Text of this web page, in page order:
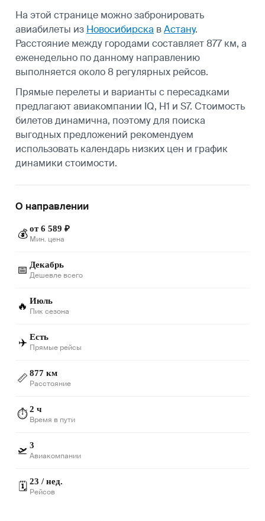
На этой странице можно забронировать
авиабилеты из Новосибирска вАстану.
Расстояние между городами составляет 877 км, а
еженедельно по данному направлению
выполняется около 8 регулярных рейсов.
Прямые перелеты и варианты с пересадками
предлагают авиакомпании IQ, H1 и S7. Стоимость
билетов динамична, поэтому для поиска
выгодных предложений рекомендуем
использовать календарь низких цен и график
динамики стоимости.
О направлении
💰 от 6 589 ₽
Мин. цена
📅 Декабрь
Дешевле всего
🔥 Июль
Пик сезона
✈️ Есть
Прямые рейсы
📏 877 км
Расстояние
⏱️2 ч
Время в пути
🛫 3
Авиакомпании
🗓️ 23 / нед.
Рейсов